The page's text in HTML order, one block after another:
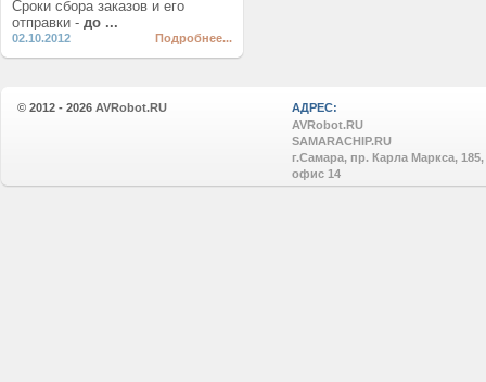
Сроки сбора заказов и его
отправки - до ...
02.10.2012 Подробнее...
© 2012 - 2026 AVRobot.RU
АДРЕС:
AVRobot.RU
SAMARACHIP.RU
г.Самара, пр. Карла Маркса, 185,
офис 14